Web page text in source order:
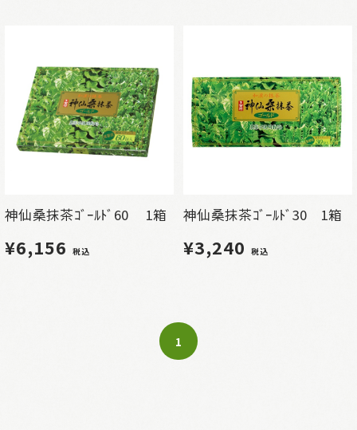
神仙桑抹茶ｺﾞｰﾙﾄﾞ60 1箱
¥6,156 税込
神仙桑抹茶ｺﾞｰﾙﾄﾞ30 1箱
¥3,240 税込
1